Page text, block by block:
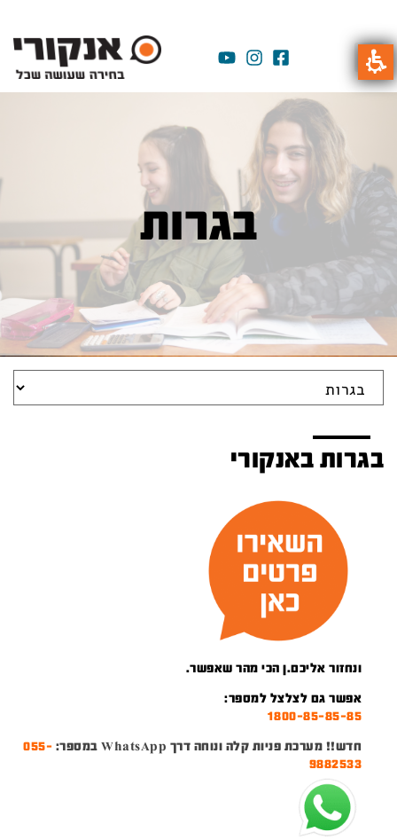
בגרות
בגרות באנקורי
ונחזור אליכם.ן הכי מהר שאפשר.
אפשר גם לצלצל למספר:
1800-85-85-85
חדש!! מערכת פניות קלה ונוחה דרך WhatsApp במספר:
055-
9882533